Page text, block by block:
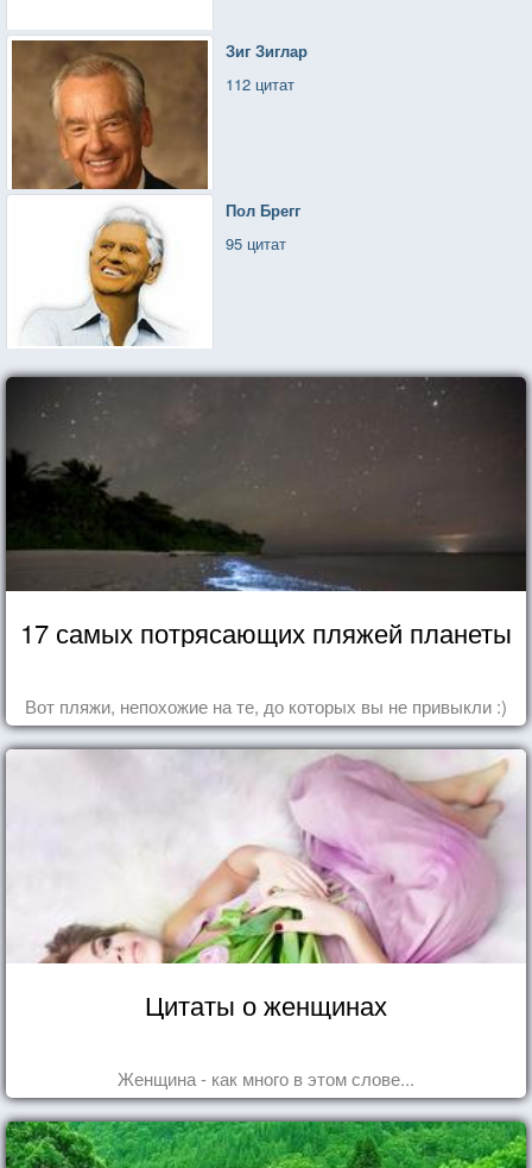
Зиг Зиглар
112 цитат
Пол Брегг
95 цитат
17 самых потрясающих пляжей планеты
Вот пляжи, непохожие на те, до которых вы не привыкли :)
Цитаты о женщинах
Женщина - как много в этом слове...